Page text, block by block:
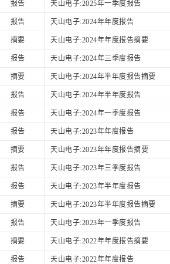
报告 天山电子:2025年一季度报告
报告 天山电子:2024年年度报告
摘要 天山电子:2024年年度报告摘要
报告 天山电子:2024年三季度报告
摘要 天山电子:2024年半年度报告摘要
报告 天山电子:2024年半年度报告
报告 天山电子:2024年一季度报告
报告 天山电子:2023年年度报告
摘要 天山电子:2023年年度报告摘要
报告 天山电子:2023年三季度报告
报告 天山电子:2023年半年度报告
摘要 天山电子:2023年半年度报告摘要
报告 天山电子:2023年一季度报告
摘要 天山电子:2022年年度报告摘要
报告 天山电子:2022年年度报告